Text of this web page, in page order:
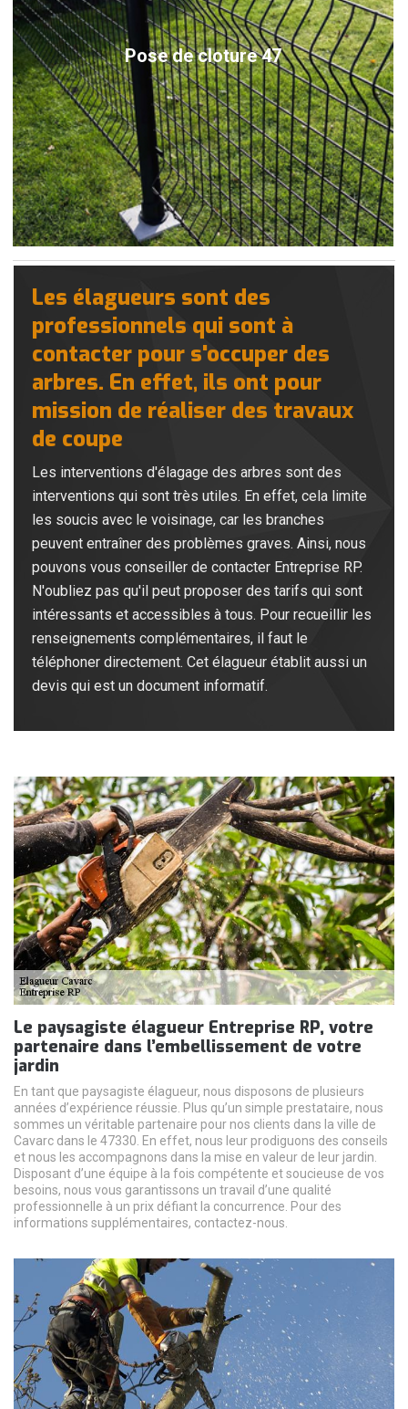
Pose de cloture 47
Les élagueurs sont des
professionnels qui sont à
contacter pour s'occuper des
arbres. En effet, ils ont pour
mission de réaliser des travaux
de coupe
Les interventions d'élagage des arbres sont des
interventions qui sont très utiles. En effet, cela limite
les soucis avec le voisinage, car les branches
peuvent entraîner des problèmes graves. Ainsi, nous
pouvons vous conseiller de contacter Entreprise RP.
N'oubliez pas qu'il peut proposer des tarifs qui sont
intéressants et accessibles à tous. Pour recueillir les
renseignements complémentaires, il faut le
téléphoner directement. Cet élagueur établit aussi un
devis qui est un document informatif.
Le paysagiste élagueur Entreprise RP, votre
partenaire dans l’embellissement de votre
jardin
En tant que paysagiste élagueur, nous disposons de plusieurs
années d’expérience réussie. Plus qu’un simple prestataire, nous
sommes un véritable partenaire pour nos clients dans la ville de
Cavarc dans le 47330. En effet, nous leur prodiguons des conseils
et nous les accompagnons dans la mise en valeur de leur jardin.
Disposant d’une équipe à la fois compétente et soucieuse de vos
besoins, nous vous garantissons un travail d’une qualité
professionnelle à un prix défiant la concurrence. Pour des
informations supplémentaires, contactez-nous.